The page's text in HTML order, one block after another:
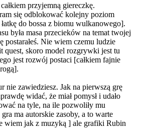
przyjemną giereczkę.
się odblokować kolejny poziom
do bossa z biomu wulkanowego].
była masa przecieków na temat twojej
postarałeś. Nie wiem czemu ludzie
quest, skoro model rozgrywki jest tu
jest rozwój postaci [całkiem fajnie
nie zawiedziesz. Jak na pierwszą grę
widać, że miał pomysł i udało
na tyle, na ile pozwoliły mu
ma autorskie zasoby, a to warte
wiem jak z muzyką ] ale grafiki Rubin